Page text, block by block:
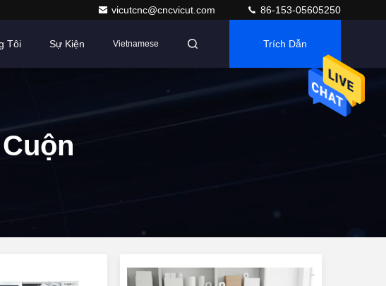
vicutcnc@cncvicut.com 86-153-05605250
Tôi Sự Kiện Vietnamese Trích Dẫn